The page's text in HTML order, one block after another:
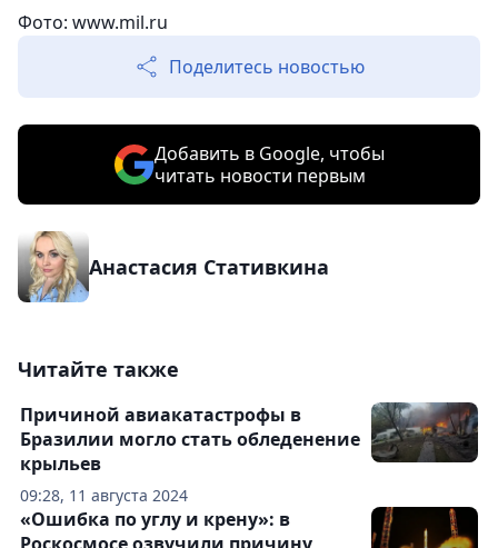
Фото: www.mil.ru
Поделитесь новостью
Добавить в Google, чтобы
читать новости первым
Анастасия Стативкина
Читайте также
09:28, 11 августа 2024
Причиной авиакатастрофы в
Бразилии могло стать обледенение
крыльев
«Ошибка по углу и крену»: в